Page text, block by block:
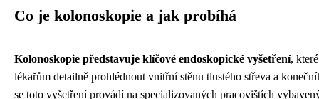
Co je kolonoskopie a jak probíhá
Kolonoskopie představuje klíčové endoskopické vyšetření,
lékařům detailně prohlédnout vnitřní stěnu tlustého střeva a
se toto vyšetření provádí na specializovaných pracovištích